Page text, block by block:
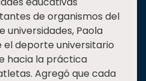
de organismos del
Paola
el deporte universitario
hacia la práctica
Agregó que cada